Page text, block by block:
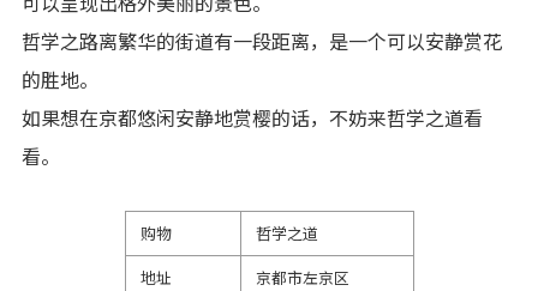
哲学之路离繁华的街道有一段距离，是一个可以安静赏花
的胜地。
如果想在京都悠闲安静地赏樱的话，不妨来哲学之道看
看。
购物
哲学之道
地址
京都市左京区